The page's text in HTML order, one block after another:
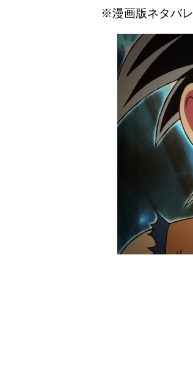
※漫画版ネタバ